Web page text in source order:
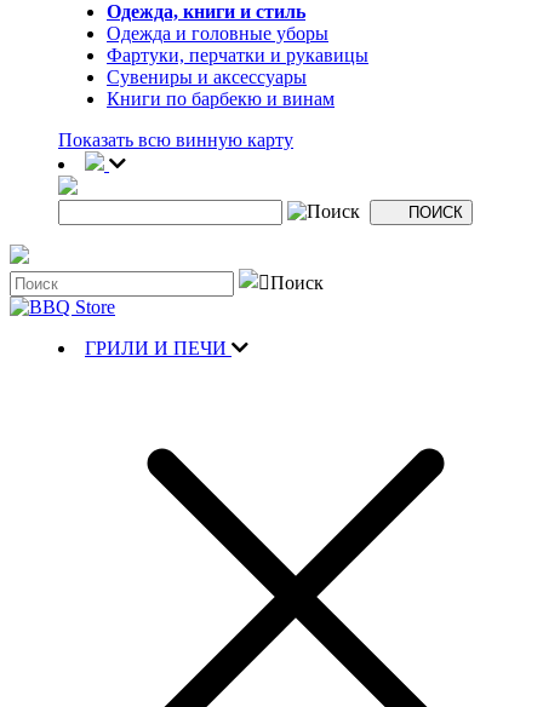
Одежда, книги и стиль
Одежда и головные уборы
Фартуки, перчатки и рукавицы
Сувениры и аксессуары
Книги по барбекю и винам
Показать всю винную карту
ГРИЛИ И ПЕЧИ